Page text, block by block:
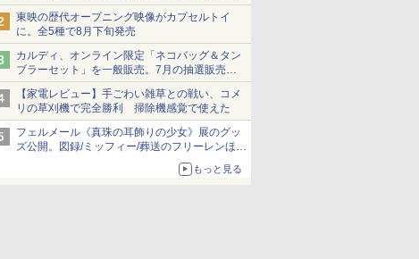
ショーツは1990円に
東映の歴代オープニング映像がカプセルトイ
に。全5種で8月下旬発売
カルディ、オンライン限定「ネコバッグ＆タン
ブラーセット」を一般販売。7月の抽選販売の
当選無効分
【家電レビュー】手ごわい雑草との戦い、コメ
リの草刈機で完全勝利 掃除機感覚で使えた
フェルメール《真珠の耳飾りの少女》展のグッ
ズ公開。図録/ミッフィー/葬送のフリーレンほ
もっと見る